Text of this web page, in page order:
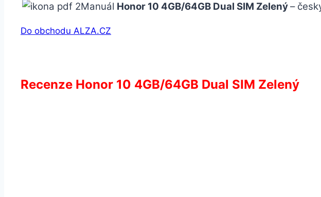
Manuál Honor 10 4GB/64GB Dual SIM Zelený–
Do obchodu ALZA.CZ
Recenze Honor 10 4GB/64GB Dual SIM Zelený